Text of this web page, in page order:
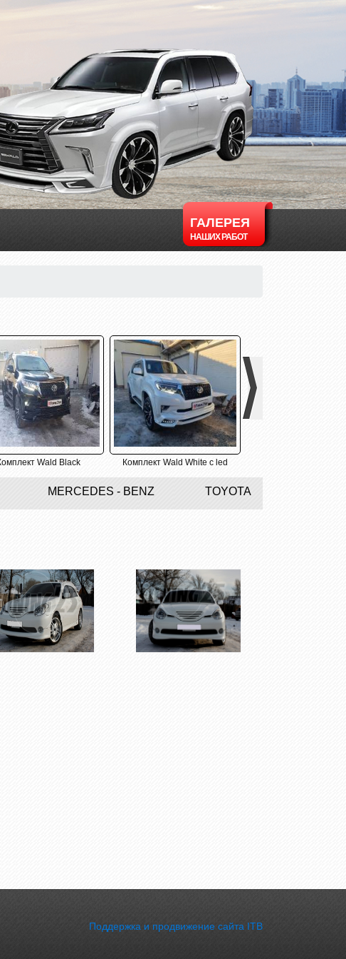
ГАЛЕРЕЯ
НАШИХ РАБОТ
Wald Black Комплект Wald White с led
MERCEDES - BENZ TOYOTA
Поддержка и продвижение сайта ITB